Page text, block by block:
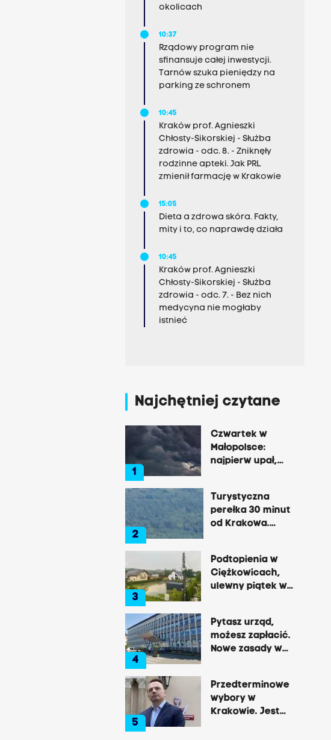
okolicach
10:37
Rządowy program nie
sfinansuje całej inwestycji.
Tarnów szuka pieniędzy na
parking ze schronem
10:45
Kraków prof. Agnieszki
Chłosty-Sikorskiej - Służba
zdrowia - odc. 8. - Zniknęły
rodzinne apteki. Jak PRL
zmienił farmację w Krakowie
15:05
Dieta a zdrowa skóra. Fakty,
mity i to, co naprawdę działa
10:45
Kraków prof. Agnieszki
Chłosty-Sikorskiej - Służba
zdrowia - odc. 7. - Bez nich
medycyna nie mogłaby
istnieć
Najchętniej czytane
1
Czwartek w
Małopolsce:
najpierw upał,
2
Turystyczna
perełka 30 minut
od Krakowa.
do lasu
3
Podtopienia w
Ciężkowicach,
ulewny piątek w
4
Pytasz urząd,
możesz zapłacić.
Nowe zasady w
5
Przedterminowe
wybory w
Krakowie. Jest